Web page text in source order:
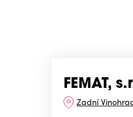
FEMAT,
Zadní